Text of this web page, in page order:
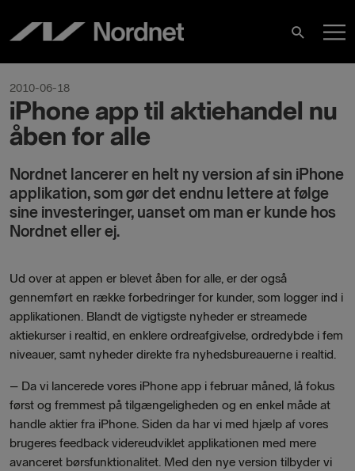
content
Search
2010-06-18
iPhone app til aktiehandel nu
åben for alle
Nordnet lancerer en helt ny version af sin iPhone
applikation, som gør det endnu lettere at følge
sine investeringer, uanset om man er kunde hos
Nordnet eller ej.
Ud over at appen er blevet åben for alle, er der også
gennemført en række forbedringer for kunder, som logger ind i
applikationen. Blandt de vigtigste nyheder er streamede
aktiekurser i realtid, en enklere ordreafgivelse, ordredybde i fem
niveauer, samt nyheder direkte fra nyhedsbureauerne i realtid.
– Da vi lancerede vores iPhone app i februar måned, lå fokus
først og fremmest på tilgængeligheden og en enkel måde at
handle aktier fra iPhone. Siden da har vi med hjælp af vores
brugeres feedback videreudviklet applikationen med mere
avanceret børsfunktionalitet. Med den nye version tilbyder vi